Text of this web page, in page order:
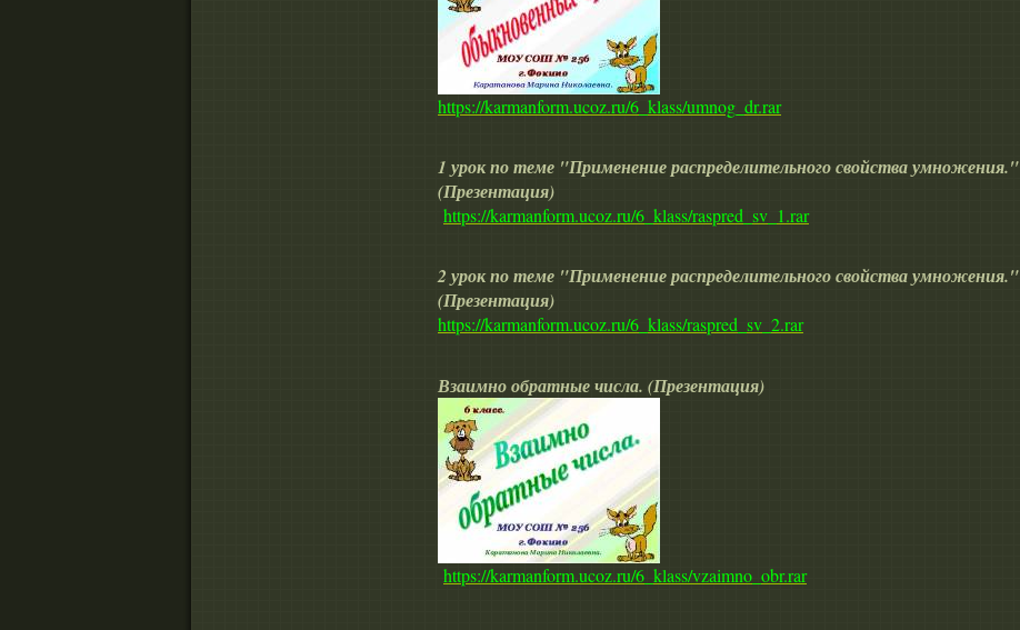
https://karmanform.ucoz.ru/6_klass/umnog_dr.rar
1 урок по теме "Применение распределительного свойства умножения."
(Презентация)
https://karmanform.ucoz.ru/6_klass/raspred_sv_1.rar
2 урок по теме "Применение распределительного свойства умножения."
(Презентация)
https://karmanform.ucoz.ru/6_klass/raspred_sv_2.rar
Взаимно обратные числа. (Презентация)
https://karmanform.ucoz.ru/6_klass/vzaimno_obr.rar